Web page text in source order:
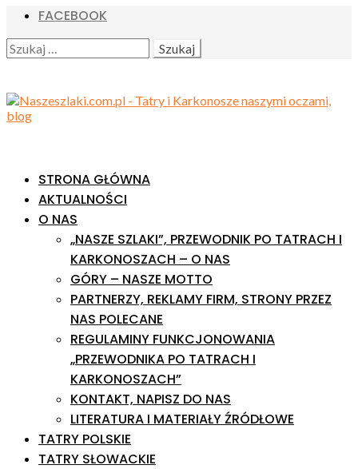
FACEBOOK
SEARCH
SZUKAJ:
STRONA GŁÓWNA
AKTUALNOŚCI
O NAS
„NASZE SZLAKI”, PRZEWODNIK PO TATRACH I
KARKONOSZACH – O NAS
GÓRY – NASZE MOTTO
PARTNERZY, REKLAMY FIRM, STRONY PRZEZ
NAS POLECANE
REGULAMINY FUNKCJONOWANIA
„PRZEWODNIKA PO TATRACH I
KARKONOSZACH”
KONTAKT, NAPISZ DO NAS
LITERATURA I MATERIAŁY ŹRÓDŁOWE
TATRY POLSKIE
TATRY SŁOWACKIE